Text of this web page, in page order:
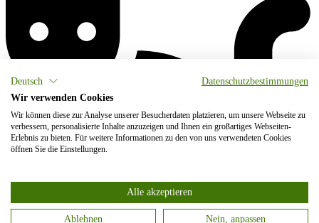
Deutsch
Datenschutzbestimmungen
Wir verwenden Cookies
Wir können diese zur Analyse unserer Besucherdaten platzieren, um unsere Webseite zu
verbessern, personalisierte Inhalte anzuzeigen und Ihnen ein großartiges Webseiten-
Erlebnis zu bieten. Für weitere Informationen zu den von uns verwendeten Cookies
öffnen Sie die Einstellungen.
Alle akzeptieren
Ablehnen Nein, anpassen